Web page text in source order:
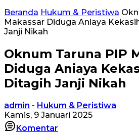
Beranda Hukum & Peristiwa
Makassar Diduga Aniaya
Janji Nikah
Oknum Taruna PIP
Diduga Aniaya
Ditagih Janji Nikah
admin - Hukum & Peristiwa
Kamis, 9 Januari 2025
Komentar